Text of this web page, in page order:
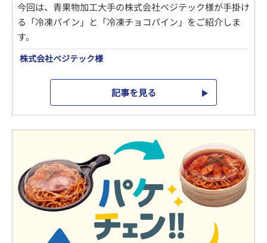
今回は、青果物加工大手の株式会社ベジテック様が手掛け
る「冷凍パイン」と「冷凍チョコパイン」をご紹介しま
す。
株式会社ベジテック様
記事を見る